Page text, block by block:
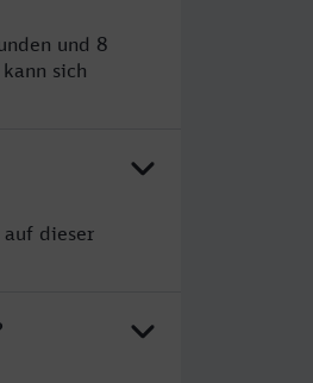
und 8
sich
auf dieser